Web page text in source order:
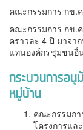
คณะกรรมการ กข.
คณะกรรมการ กข.
คราวละ 4 ปี มาจา
แทนองค์กรชุมชนอื่
กระบวนการอ
หมู่บ้าน
คณะกรรมก
โครงการแล